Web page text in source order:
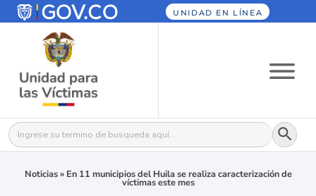
UNIDAD EN LÍNEA
Buscar: Botón
Noticias» En 11 municipios del Huila se realiza caracterización de
víctimas este mes